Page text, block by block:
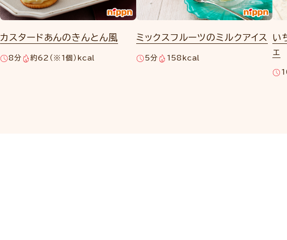
カスタードあんのきんとん風
8分 約62（※1個）kcal
ミックスフルーツのミルクアイス
5分 158kcal
い
ェ